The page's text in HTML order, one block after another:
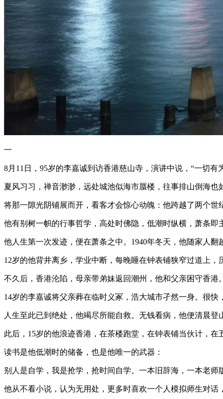
一
8月11日，95岁的李嘉诚到访香港慈山寺，演讲中说，“一切有
夏风习习，禅音渺渺，远处城池似海市蜃楼，往事排山倒海也
将那一隙光阴铺展而开，看客才会惊心动魄：他跨越了两个
他有别树一帜的行事哲学，高处时佛隐，低潮时纵横，萧条即
他人生第一次发迹，便在萧条之中。1940年冬天，他随家人翻
12岁的他背井离乡，学业中断，每晚睡在钟表铺狭窄过道上，
不久后，香港沦陷，母亲带弟妹返回潮州，他和父亲困守香港
14岁的李嘉诚将父亲葬在临时义冢，浩大城市孑然一身。很快
人生至此已到绝处，他竭尽所能自救。无钱看病，他便清晨
此后，15岁的他浪迹香港，在茶楼跑堂，在钟表铺当伙计，在
读书是他低潮时的储备，也是他唯一的武器：
别人是自学，我是抢学，抢时间自学。一本旧辞海，一本老师
他从不看小说，认为无用处，更多时喜欢一个人模拟师生对话